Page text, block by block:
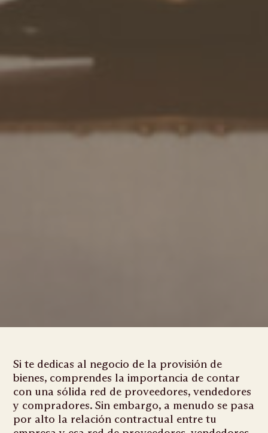
Si te dedicas al negocio de la provisión de
bienes, comprendes la importancia de contar
con una sólida red de proveedores, vendedores
y compradores. Sin embargo, a menudo se pasa
por alto la relación contractual entre tu